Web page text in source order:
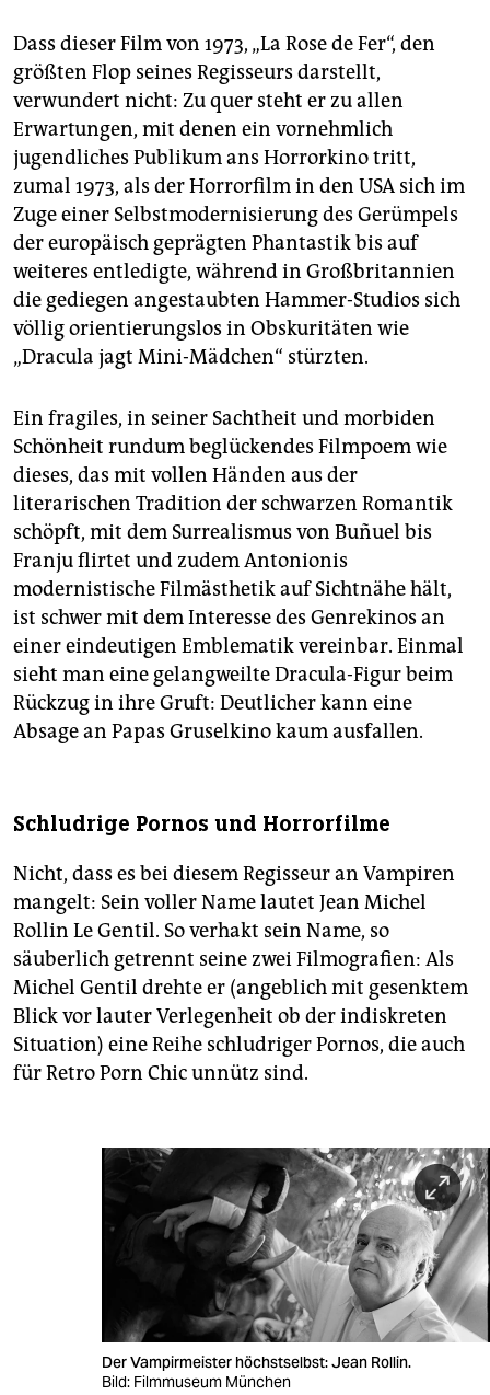
Dass dieser Film von 1973, „La Rose de Fer“, den
größten Flop seines Regisseurs darstellt,
verwundert nicht: Zu quer steht er zu allen
Erwartungen, mit denen ein vornehmlich
jugendliches Publikum ans Horrorkino tritt,
zumal 1973, als der Horrorfilm in den USA sich im
Zuge einer Selbstmodernisierung des Gerümpels
der europäisch geprägten Phantastik bis auf
weiteres entledigte, während in Großbritannien
die gediegen angestaubten Hammer-Studios sich
völlig orientierungslos in Obskuritäten wie
„Dracula jagt Mini-Mädchen“ stürzten.
Ein fragiles, in seiner Sachtheit und morbiden
Schönheit rundum beglückendes Filmpoem wie
dieses, das mit vollen Händen aus der
literarischen Tradition der schwarzen Romantik
schöpft, mit dem Surrealismus von Buñuel bis
Franju flirtet und zudem Antonionis
modernistische Filmästhetik auf Sichtnähe hält,
ist schwer mit dem Interesse des Genrekinos an
einer eindeutigen Emblematik vereinbar. Einmal
sieht man eine gelangweilte Dracula-Figur beim
Rückzug in ihre Gruft: Deutlicher kann eine
Absage an Papas Gruselkino kaum ausfallen.
Schludrige Pornos und Horrorfilme
Nicht, dass es bei diesem Regisseur an Vampiren
mangelt: Sein voller Name lautet Jean Michel
Rollin Le Gentil. So verhakt sein Name, so
säuberlich getrennt seine zwei Filmografien: Als
Michel Gentil drehte er (angeblich mit gesenktem
Blick vor lauter Verlegenheit ob der indiskreten
Situation) eine Reihe schludriger Pornos, die auch
für Retro Porn Chic unnütz sind.
Der Vampirmeister höchstselbst: Jean Rollin.
Bild: Filmmuseum München